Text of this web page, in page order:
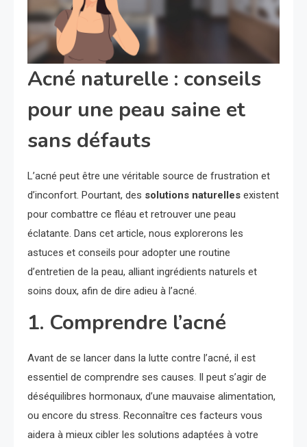
Acné naturelle : conseils
pour une peau saine et
sans défauts
L’acné peut être une véritable source de frustration et
d’inconfort. Pourtant, des solutions naturelles existent
pour combattre ce fléau et retrouver une peau
éclatante. Dans cet article, nous explorerons les
astuces et conseils pour adopter une routine
d’entretien de la peau, alliant ingrédients naturels et
soins doux, afin de dire adieu à l’acné.
1. Comprendre l’acné
Avant de se lancer dans la lutte contre l’acné, il est
essentiel de comprendre ses causes. Il peut s’agir de
déséquilibres hormonaux, d’une mauvaise alimentation,
ou encore du stress. Reconnaître ces facteurs vous
aidera à mieux cibler les solutions adaptées à votre